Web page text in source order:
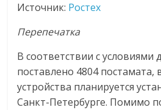
для
ритейле,
логистике,
технологиях,
соцсетях.
Источник: Ростех
Перепечатка
В соответствии с условиями
поставлено 4804 постамата,
устройства планируется
Санкт-Петербурге. Помимо